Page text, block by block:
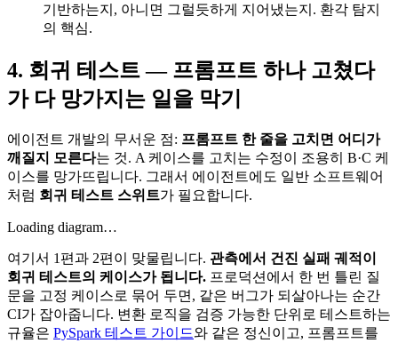
기반하는지, 아니면 그럴듯하게 지어냈는지. 환각 탐지
의 핵심.
4. 회귀 테스트 — 프롬프트 하나 고쳤다
가 다 망가지는 일을 막기
에이전트 개발의 무서운 점: 프롬프트 한 줄을 고치면 어디가
깨질지 모른다는 것. A 케이스를 고치는 수정이 조용히 B·C 케
이스를 망가뜨립니다. 그래서 에이전트에도 일반 소프트웨어
처럼 회귀 테스트 스위트가 필요합니다.
Loading diagram…
여기서 1편과 2편이 맞물립니다. 관측에서 건진 실패 궤적이
회귀 테스트의 케이스가 됩니다. 프로덕션에서 한 번 틀린 질
문을 고정 케이스로 묶어 두면, 같은 버그가 되살아나는 순간
CI가 잡아줍니다. 변환 로직을 검증 가능한 단위로 테스트하는
규율은 PySpark 테스트 가이드와 같은 정신이고, 프롬프트를